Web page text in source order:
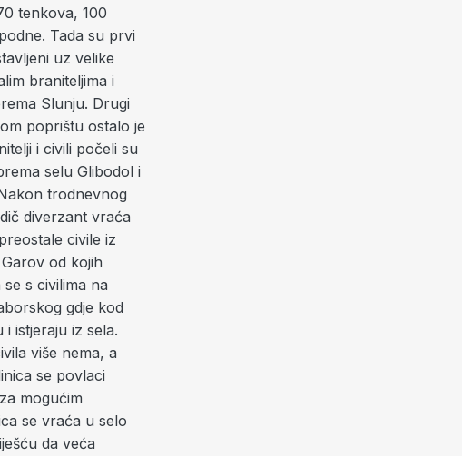
tenkova, 100
Tada su prvi
uz velike
braniteljima i
Slunju. Drugi
poprištu ostalo je
i civili počeli su
selu Glibodol i
trodnevnog
diverzant vraća
civile iz
od kojih
s civilima na
gdje kod
istjeraju iz sela.
više nema, a
se povlaci
mogućim
se vraća u selo
da veća